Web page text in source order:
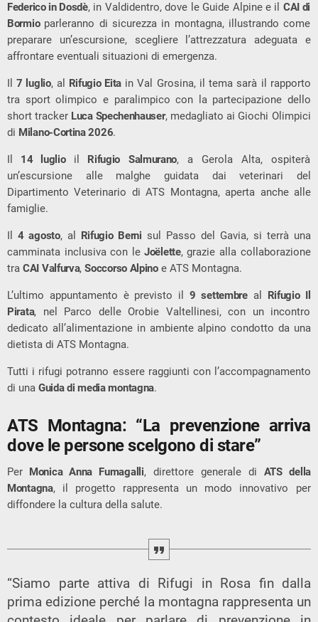
Federico in Dosdè, in Valdidentro, dove le Guide Alpine e il CAI di
Bormioparleranno di sicurezza in montagna, illustrando come
preparare un’escursione, scegliere l’attrezzatura adeguata e
affrontare eventuali situazioni di emergenza.
7 luglio, al Rifugio Eitain Val Grosina, il tema sarà il rapporto
tra sport olimpico e paralimpico con la partecipazione dello
short tracker Luca Spechenhauser, medagliato ai Giochi Olimpici
di Milano-Cortina 2026.
14 luglioil Rifugio Salmurano, a Gerola Alta, ospiterà
un’escursione alle malghe guidata dai veterinari del
Dipartimento Veterinario di ATS Montagna, aperta anche alle
famiglie.
4 agosto, al Rifugio Berni sul Passo del Gavia, si terrà una
camminata inclusiva con le Joëlette, grazie alla collaborazione
tra CAI Valfurva,Soccorso Alpinoe ATS Montagna.
L’ultimo appuntamento è previsto il 9 settembreal
Rifugio Il
Pirata, nel Parco delle Orobie Valtellinesi, con un incontro
dedicato all’alimentazione in ambiente alpino condotto da una
dietista di ATS Montagna.
Tutti i rifugi potranno essere raggiunti con l’accompagnamento
di una Guida di media montagna.
ATS Montagna: “La prevenzione arriva
dove le persone scelgono di stare”
Per Monica Anna Fumagalli, direttore generale di ATS della
Montagna, il progetto rappresenta un modo innovativo per
diffondere la cultura della salute.
“Siamo parte attiva di Rifugi in Rosa fin dalla
prima edizione perché la montagna rappresenta un